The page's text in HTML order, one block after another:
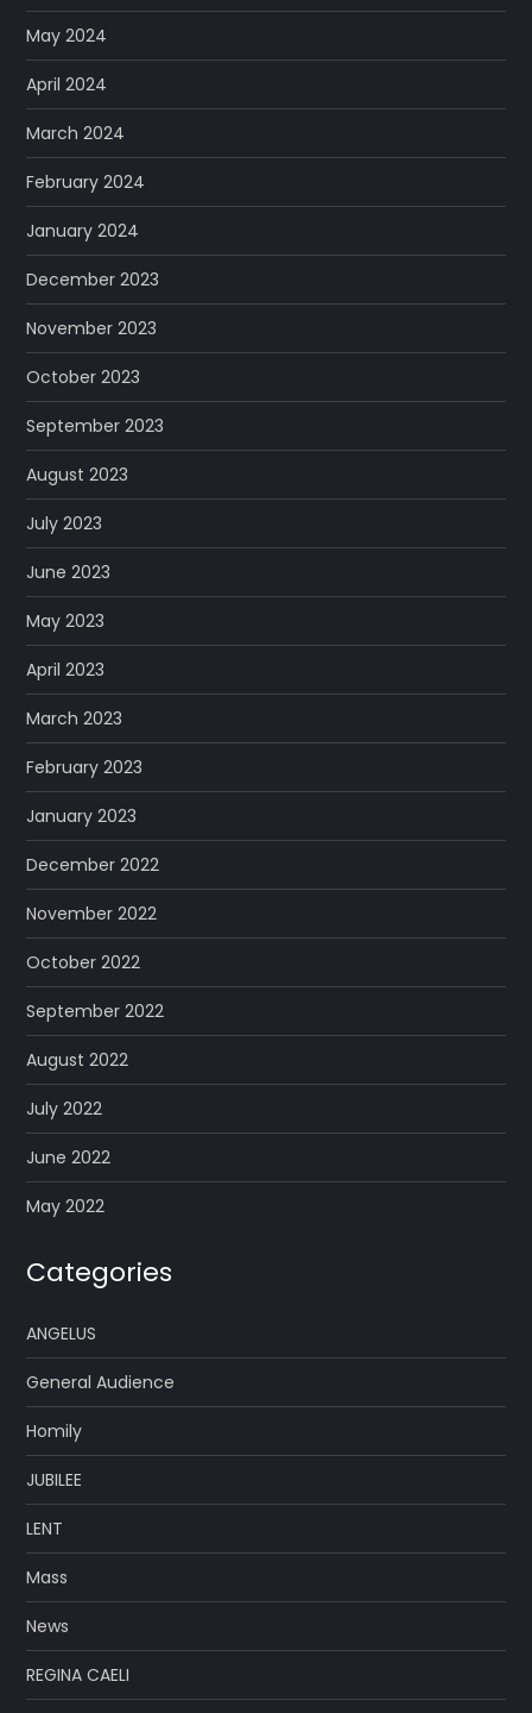
May 2024
April 2024
March 2024
February 2024
January 2024
December 2023
November 2023
October 2023
September 2023
August 2023
July 2023
June 2023
May 2023
April 2023
March 2023
February 2023
January 2023
December 2022
November 2022
October 2022
September 2022
August 2022
July 2022
June 2022
May 2022
Categories
ANGELUS
General Audience
Homily
JUBILEE
LENT
Mass
News
REGINA CAELI